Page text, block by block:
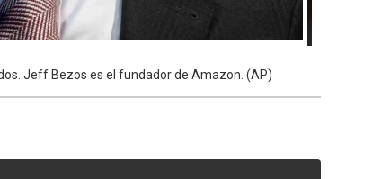
Jeff Bezos es el fundador de Amazon. (AP)